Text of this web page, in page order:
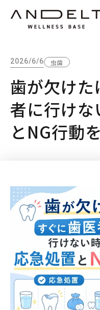
2026/6/6 虫歯
歯が欠け
者に行けな
とNG行動